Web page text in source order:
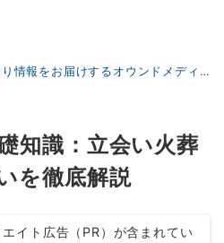
情報をお届けするオウンドメディア
知識：立会い火葬
を徹底解説
イト広告（PR）が含まれてい